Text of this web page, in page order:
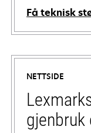
Få teknisk
opens
in
new
tab
NETTSIDE
gjenbruk